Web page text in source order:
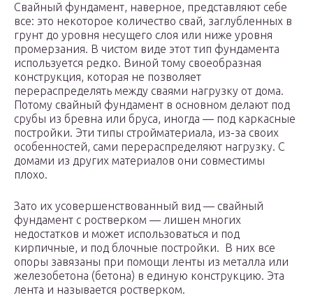
Свайный фундамент, наверное, представляют себе
все: это некоторое количество свай, заглубленных в
грунт до уровня несущего слоя или ниже уровня
промерзания. В чистом виде этот тип фундамента
используется редко. Виной тому своеобразная
конструкция, которая не позволяет
перераспределять между сваями нагрузку от дома.
Потому свайный фундамент в основном делают под
срубы из бревна или бруса, иногда — под каркасные
постройки. Эти типы стройматериала, из-за своих
особенностей, сами перераспределяют нагрузку. С
домами из других материалов они совместимы
плохо.
Зато их усовершенствованный вид — свайный
фундамент с ростверком — лишен многих
недостатков и может использоваться и под
кирпичные, и под блочные постройки. В них все
опоры завязаны при помощи ленты из металла или
железобетона (бетона) в единую конструкцию. Эта
лента и называется ростверком.